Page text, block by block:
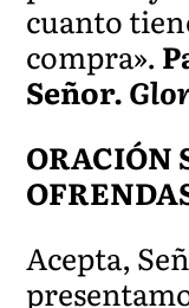
cuanto
compra».
Señor.
ORACIÓN
Acepta,